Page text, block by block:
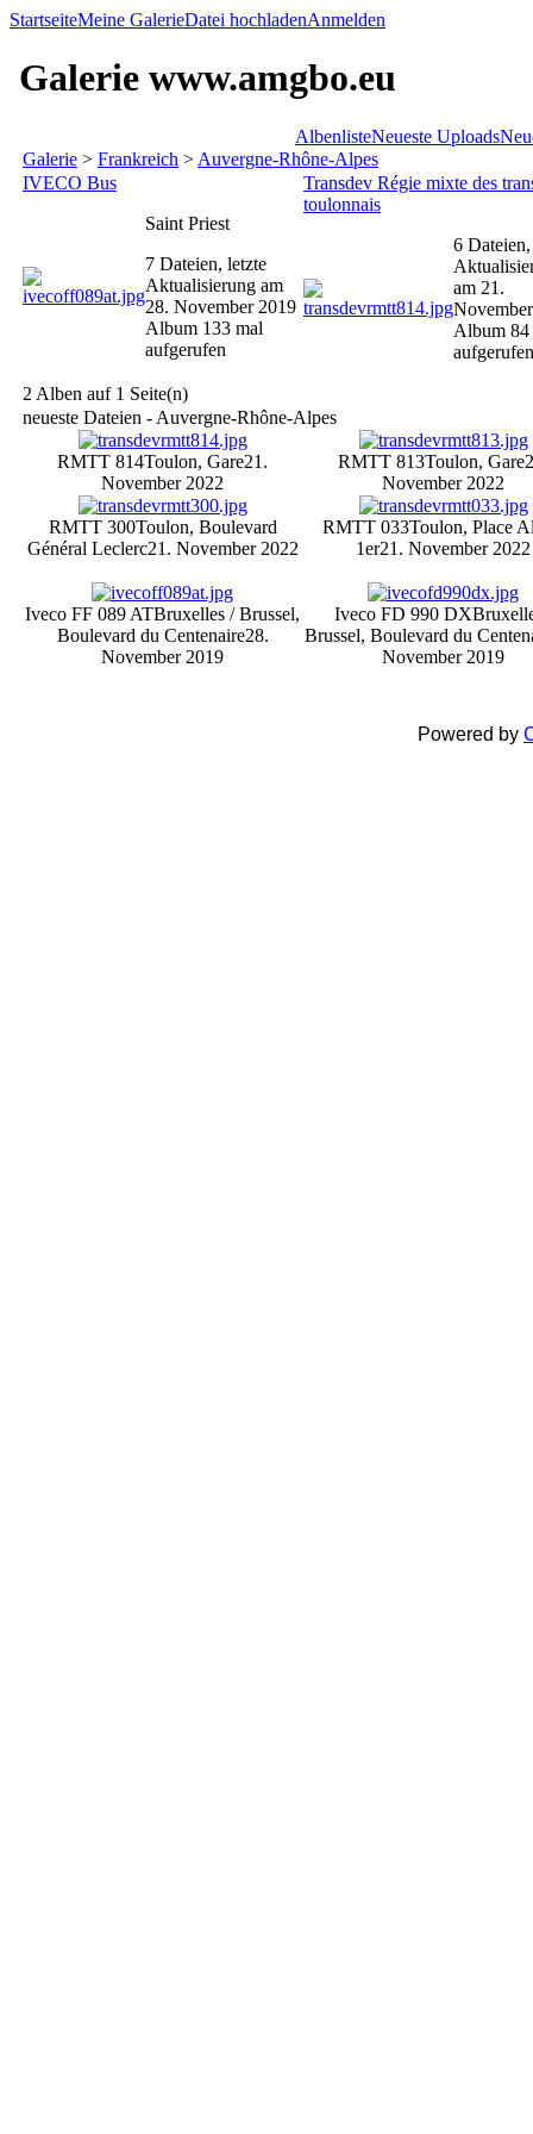
StartseiteMeine GalerieDatei hochladenAnmelden
Galerie www.amgbo.eu
AlbenlisteNeueste Uploads
Galerie > Frankreich > Auvergne-Rhône-Alpes
IVECO Bus
Saint Priest
7 Dateien, letzte
Aktualisierung am
28. November 2019
Album 133 mal
aufgerufen
Transdev Régie mixte des
toulonnais
6
am 21.
Album 84
aufgerufen
2 Alben auf 1 Seite(n)
neueste Dateien - Auvergne-Rhône-Alpes
RMTT 814Toulon, Gare21.
November 2022
RMTT 813Toulon, Gare
November 2022
RMTT 300Toulon, Boulevard
Général Leclerc21. November 2022
RMTT 033Toulon, Place
1er21. November 2022
Iveco FF 089 ATBruxelles / Brussel,
Boulevard du Centenaire28.
November 2019
Iveco FD 990 DX
Brussel, Boulevard du
November 2019
Powered by